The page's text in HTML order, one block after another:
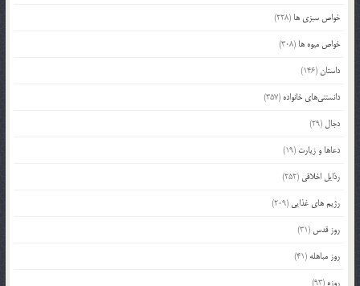
خواص سبزی ها (228)
خواص میوه ها (308)
داستان(146)
دانستنی‌های خانواده (357)
دجال (29)
دعاها و زیارت (19)
رذایل اخلاقی (252)
رژیم های غذایی (209)
روز قدس (31)
روز مباهله (41)
روزه (93)